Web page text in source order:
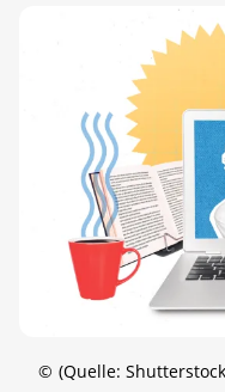
© (Quelle: